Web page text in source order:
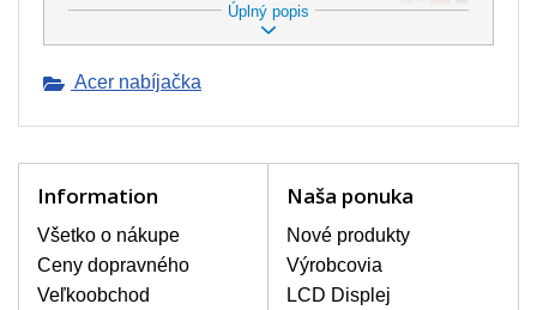
PONÚKAME NABÍJAČKY DO
NOTEBOOKOV.
pre dobíjanie batérie vo Vašom
poškodeniu pôvodného adaptéru.
Nie je však chybou kúpiť si aj druhý
adaptér, ktorý sa Vám môže hodiť
napr. na cesty alebo pre prácu na
pracovisku. V našom sortimente
Úplný popis
Acer nabíjačka
Information
Všetko o nákupe
Ceny dopravného
Veľkoobchod
Naša ponuka
Nové produkty
Výrobcovia
LCD Displej